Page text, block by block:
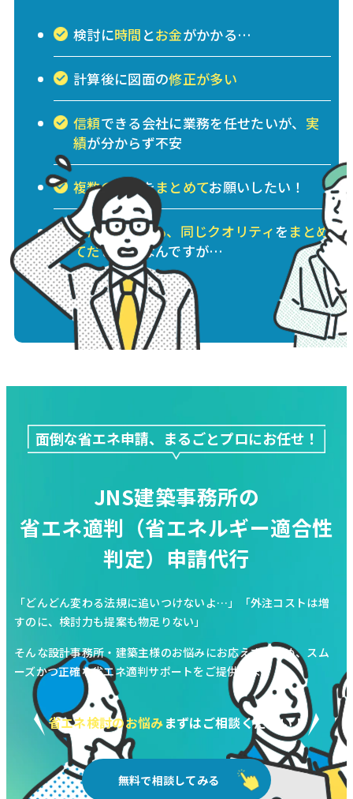
検討に時間 とお金がかかる…
計算後に図面の修正が多い
信頼できる会社に業務を任せたいが、 実
績が分からず不安
複数の業務をまとめてお願いしたい！
誰が対応しても、同じクオリティを まとめ
てだと安心なんですが…
面倒な省エネ申請、まるごとプロにお任せ！
JNS建築事務所の
省エネ適判（省エネルギー適合性
判定）申請代行
「どんどん変わる法規に追いつけないよ…」
「外注コストは増
すのに、検討力も提案も物足りない」
そんな設計事務所・建築主様のお悩みにお応えするため、 スム
ーズかつ正確な省エネ適判サポートをご提供します
省エネ検討のお悩みまずはご相談ください！
無料で相談してみる